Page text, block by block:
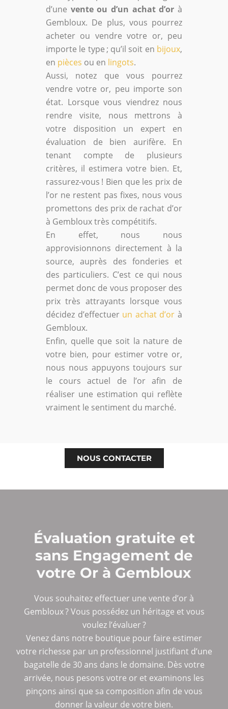
d’une vente ou d’un achat d’or à
Gembloux. De plus, vous pourrez
acheter ou vendre votre or, peu
importe le type ; qu’il soit en bijoux,
en pièces ou en lingots.
Aussi, notez que vous pourrez
vendre votre or, peu importe son
état. Lorsque vous viendrez nous
rendre visite, nous mettrons à
votre disposition un expert en
évaluation de bien aurifère. En
tenant compte de plusieurs
critères, il estimera votre bien. Et,
rassurez-vous ! Bien que les prix de
l’or ne restent pas fixes, nous vous
promettons des prix de rachat d’or
à Gembloux très compétitifs.
En effet, nous nous
approvisionnons directement à la
source, auprès des fonderies et
des particuliers. C’est ce qui nous
permet donc de vous proposer des
prix très attrayants lorsque vous
décidez d’effectuer un achat d’or à
Gembloux.
Enfin, quelle que soit la nature de
votre bien, pour estimer votre or,
nous nous appuyons toujours sur
le cours actuel de l’or afin de
réaliser une estimation qui reflète
vraiment le sentiment du marché.
NOUS CONTACTER
Évaluation gratuite et
sans Engagement de
votre Or à Gembloux
Vous souhaitez effectuer une vente d’or à
Gembloux ? Vous possédez un héritage et vous
voulez l’évaluer ?
Venez dans notre boutique pour faire estimer
votre richesse par un professionnel justifiant d’une
bagatelle de 30 ans dans le domaine. Dès votre
arrivée, nous pesons votre or et examinons les
pinçons ainsi que sa composition afin de vous
donner la valeur de votre bien.